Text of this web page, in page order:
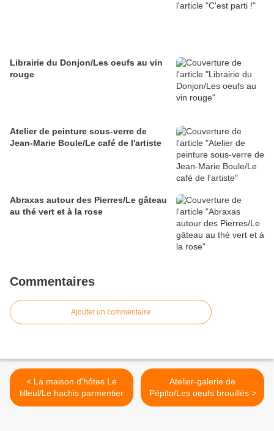
Librairie du Donjon/Les oeufs au vin
rouge
Atelier de peinture sous-verre de
Jean-Marie Boule/Le café de l'artiste
Abraxas autour des Pierres/Le gâteau
au thé vert et à la rose
Commentaires
Ajouter un commentaire
< La maison d'hôtes Le
tilleul/Le hachis parmentier
Atelier-galerie de
Pépito/Les oeufs brouillés >